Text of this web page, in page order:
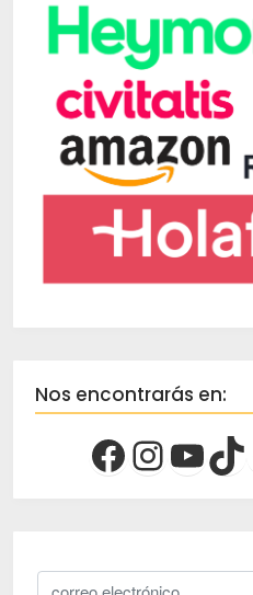
Nos encontrarás en: